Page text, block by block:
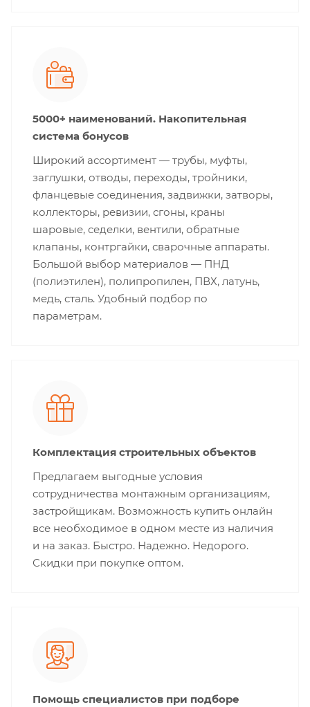
5000+ наименований. Накопительная
система бонусов
Широкий ассортимент — трубы, муфты,
заглушки, отводы, переходы, тройники,
фланцевые соединения, задвижки, затворы,
коллекторы, ревизии, сгоны, краны
шаровые, седелки, вентили, обратные
клапаны, контргайки, сварочные аппараты.
Большой выбор материалов — ПНД
(полиэтилен), полипропилен, ПВХ, латунь,
медь, сталь. Удобный подбор по
параметрам.
Комплектация строительных объектов
Предлагаем выгодные условия
сотрудничества монтажным организациям,
застройщикам. Возможность купить онлайн
все необходимое в одном месте из наличия
и на заказ. Быстро. Надежно. Недорого.
Скидки при покупке оптом.
Помощь специалистов при подборе